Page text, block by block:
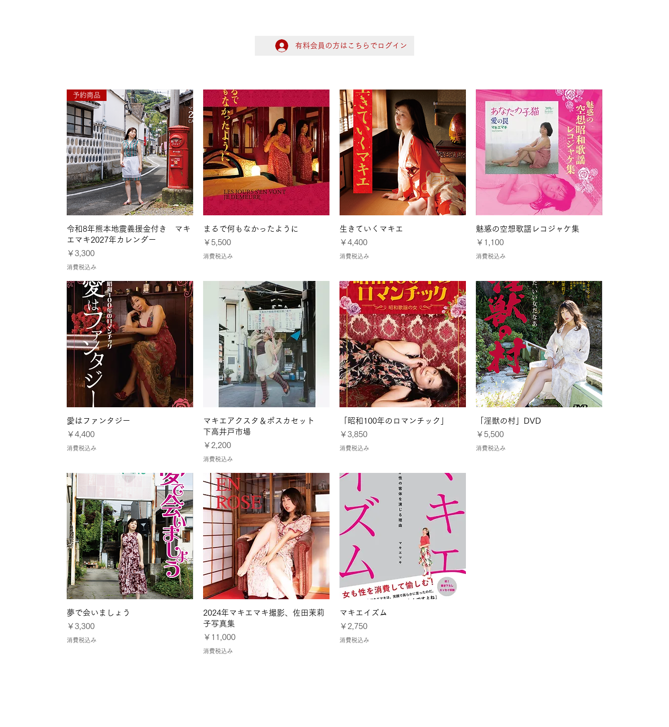
ログイン
有料会員の方はこちらでログイン
クイックビュー
予約商品
令和8年熊本地震義援金付き マキ
エマキ2027年カレンダー
価格
￥3,300
消費税込み
クイックビュー
まるで何もなかったように
価格
￥5,500
消費税込み
クイックビュー
生きていくマキエ
価格
￥4,400
消費税込み
クイックビュー
魅惑の空想歌謡レコジャケ集
価格
￥1,100
消費税込み
クイックビュー
愛はファンタジー
価格
￥4,400
消費税込み
クイックビュー
マキエアクスタ＆ポスカセット
下高井戸市場
価格
￥2,200
消費税込み
クイックビュー
「昭和100年のロマンチック」
価格
￥3,850
消費税込み
クイックビュー
「淫獣の村」DVD
価格
￥5,500
消費税込み
クイックビュー
夢で会いましょう
価格
￥3,300
消費税込み
クイックビュー
2024年マキエマキ撮影、佐田茉莉
子写真集
価格
￥11,000
消費税込み
クイックビュー
マキエイズム
価格
￥2,750
消費税込み
●7月26日〜8月1日 令和8年熊本地震に